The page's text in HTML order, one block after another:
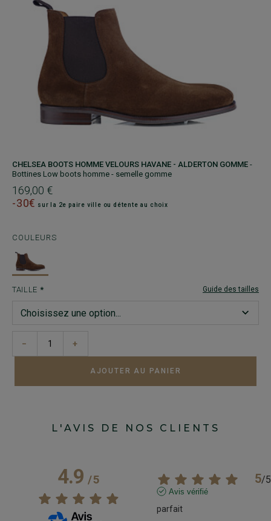
CHELSEA BOOTS HOMME VELOURS HAVANE - ALDERTON GOMME -
Bottines Low boots homme - semelle gomme
169,00 €
-30€ sur la 2e paire ville ou détente au choix
COULEURS
TAILLE Guide des tailles
− +
AJOUTER AU PANIER
L'AVIS DE NOS CLIENTS
4.9/5 5/5
Avis vérifié
parfait